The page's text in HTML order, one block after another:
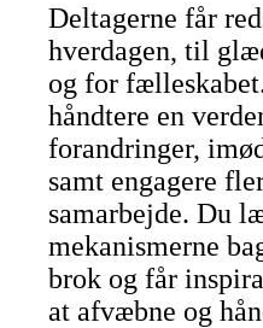
Deltagerne får
hverdagen, til
og for
håndtere en
forandringer,
samt engagere
samarbejde. Du
mekanismerne
brok og får
at afvæbne og